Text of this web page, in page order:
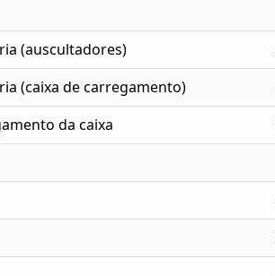
(auscultadores)
(caixa de carregamento)
da caixa